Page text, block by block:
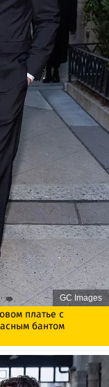
GC Images
платье с
бантом